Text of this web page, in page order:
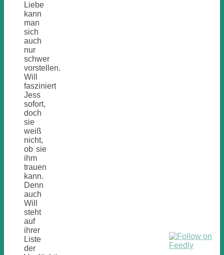
Liebe
kann
man
sich
auch
nur
schwer
vorstellen.
Will
fasziniert
Jess
sofort,
doch
sie
weiß
nicht,
ob sie
ihm
trauen
kann.
Denn
auch
Will
steht
auf
ihrer
Liste
der